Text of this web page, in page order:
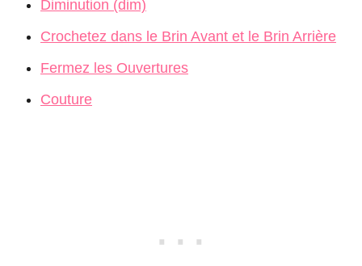
Diminution (dim)
Crochetez dans le Brin Avant et le Brin Arrière
Fermez les Ouvertures
Couture